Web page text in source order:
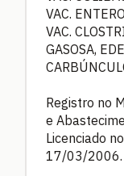
VAC.
VAC.
GASOSA,
Registro no
e
Licenciado
17/03/2006.